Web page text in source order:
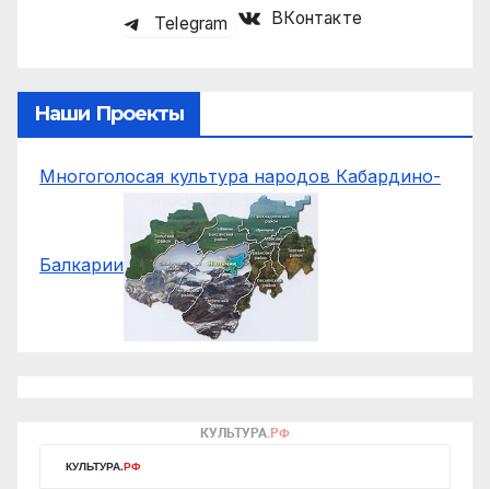
Telegram ВКонтакте
Наши Проекты
Многоголосая культура народов Кабардино-
Балкарии